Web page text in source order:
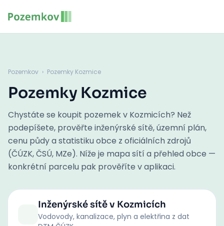
Pozemkov › Pozemky Kozmice
Pozemky Kozmice
Chystáte se koupit pozemek v Kozmicích? Než
podepíšete, prověřte inženýrské sítě, územní plán,
cenu půdy a statistiku obce z oficiálních zdrojů
(ČÚZK, ČSÚ, MZe). Níže je mapa sítí a přehled obce —
konkrétní parcelu pak prověříte v aplikaci.
Inženýrské sítěv Kozmicích
Vodovody, kanalizace, plyn a elektřina z dat